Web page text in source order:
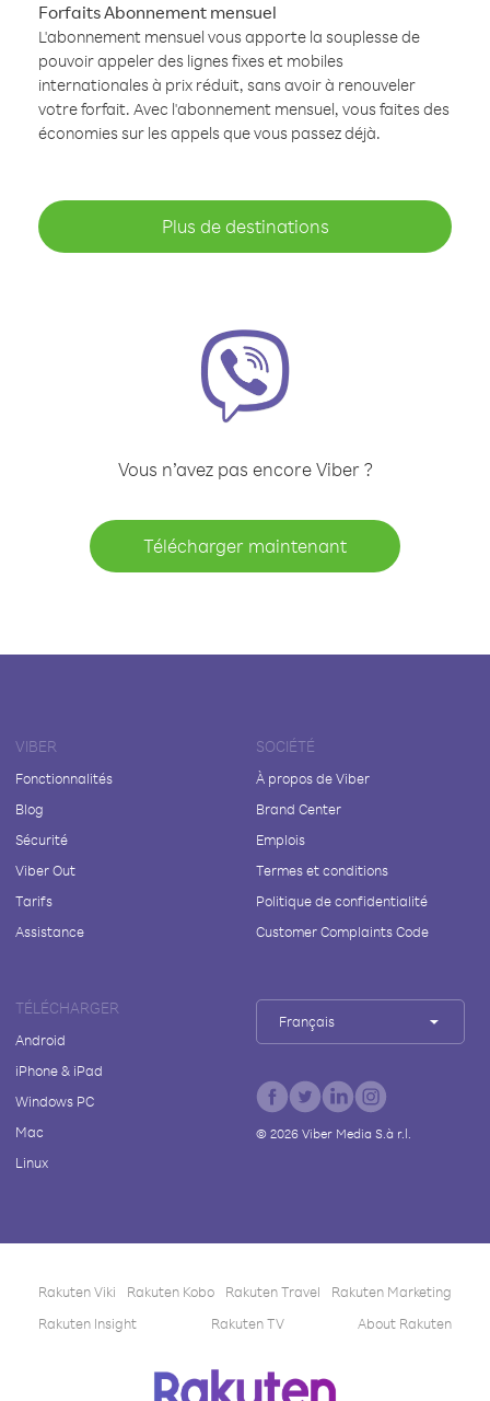
Forfaits Abonnement mensuel
L'abonnement mensuel vous apporte la souplesse de
pouvoir appeler des lignes fixes et mobiles
internationales à prix réduit, sans avoir à renouveler
votre forfait. Avec l'abonnement mensuel, vous faites des
économies sur les appels que vous passez déjà.
Plus de destinations
Vous n’avez pas encore Viber ?
Télécharger maintenant
VIBER
Fonctionnalités
Blog
Sécurité
Viber Out
Tarifs
Assistance
SOCIÉTÉ
À propos de Viber
Brand Center
Emplois
Termes et conditions
Politique de confidentialité
Customer Complaints Code
TÉLÉCHARGER
Android
iPhone & iPad
Windows PC
Mac
Linux
Français
© 2026Viber Media S.à r.l.
Rakuten Viki Rakuten Kobo Rakuten Travel
Rakuten Marketing
Rakuten Insight
Rakuten TV About Rakuten